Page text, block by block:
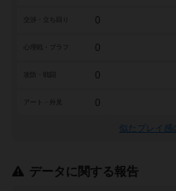
0
0
0
アート・外見 0
似たプレイ
データに関する報告